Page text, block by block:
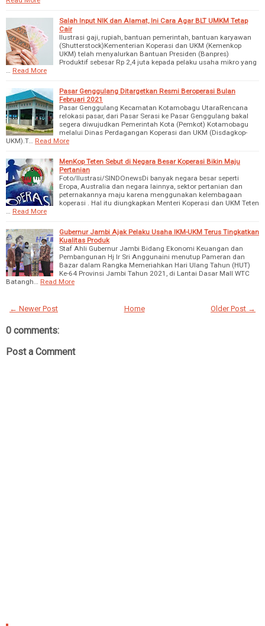
Salah Input NIK dan Alamat, Ini Cara Agar BLT UMKM Tetap
Cair
Ilustrasi gaji, rupiah, bantuan pemerintah, bantuan karyawan
(Shutterstock)Kementerian Koperasi dan UKM (Kemenkop
UKM) telah menyalurkan Bantuan Presiden (Banpres)
Produktif sebesar Rp 2,4 juta kepada pelaku usaha mikro yang
… Read More
Pasar Genggulang Ditargetkan Resmi Beroperasi Bulan
Februari 2021
Pasar Genggulang Kecamatan Kotamobagu UtaraRencana
relokasi pasar, dari Pasar Serasi ke Pasar Genggulang bakal
segera diwujudkan Pemerintah Kota (Pemkot) Kotamobagu
melalui Dinas Perdagangan Koperasi dan UKM (Disdagkop-
UKM).T… Read More
MenKop Teten Sebut di Negara Besar Koperasi Bikin Maju
Pertanian
Foto/Ilustrasi/SINDOnewsDi banyak negara besar seperti
Eropa, Australia dan negara lainnya, sektor pertanian dan
peternakannya maju karena menggunakan kelembagaan
koperasi . Hal itu diungkapkan Menteri Koperasi dan UKM Teten
… Read More
Gubernur Jambi Ajak Pelaku Usaha IKM-UKM Terus Tingkatkan
Kualitas Produk
Staf Ahli Gubernur Jambi Bidang Ekonomi Keuangan dan
Pembangunan Hj Ir Sri Anggunaini menutup Pameran dan
Bazar dalam Rangka Memeriahkan Hari Ulang Tahun (HUT)
Ke-64 Provinsi Jambi Tahun 2021, di Lantai Dasar Mall WTC
Batangh… Read More
← Newer Post Older Post →
Home
0 comments:
Post a Comment